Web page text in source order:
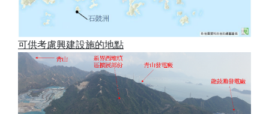
可供考慮興建設施的地點